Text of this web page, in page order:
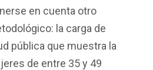
en cuenta otro
la carga de
pública que muestra la
de entre 35 y 49